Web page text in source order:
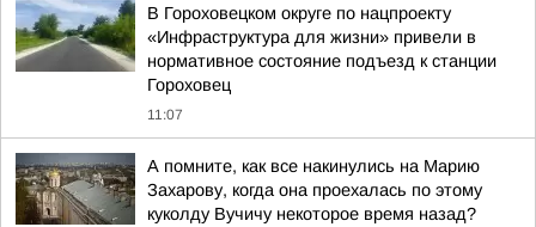
В Гороховецком округе по нацпроекту
«Инфраструктура для жизни» привели в
нормативное состояние подъезд к станции
Гороховец
11:07
А помните, как все накинулись на Марию
Захарову, когда она проехалась по этому
куколду Вучичу некоторое время назад?